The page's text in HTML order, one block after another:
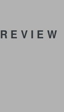
REVIEW